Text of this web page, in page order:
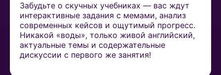
Забудьте о скучных учебниках — вас ждут
интерактивные задания с мемами, анализ
современных кейсов и ощутимый прогресс.
Никакой «воды», только живой английский,
актуальные темы и содержательные
дискуссии с первого же занятия!